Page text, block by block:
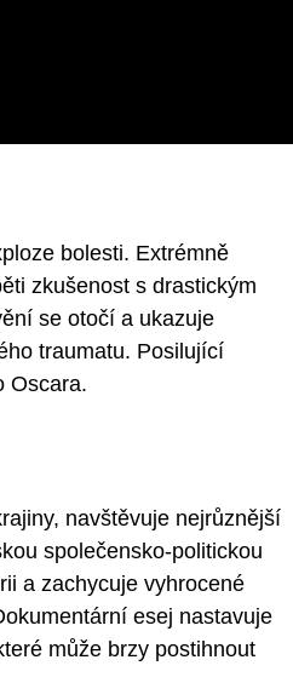
bolesti. Extrémně
zkušenost s drastickým
se otočí a ukazuje
traumatu. Posilující
Oscara.
navštěvuje nejrůznější
společensko-politickou
a zachycuje vyhrocené
esej nastavuje
může brzy postihnout